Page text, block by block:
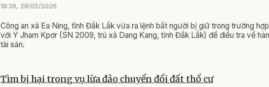
18:39, 28/05/2026
Công an xã Ea Ning, tỉnh Đắk Lắk vừa ra lệnh bắt người bị giữ trong trường
với Y Jham Kpơr (SN 2009, trú xã Dang Kang, tỉnh Đắk Lắk) để điều tra về
tài sản.
Tìm bị hại trong vụ lừa đảo chuyển đổi đất thổ cư